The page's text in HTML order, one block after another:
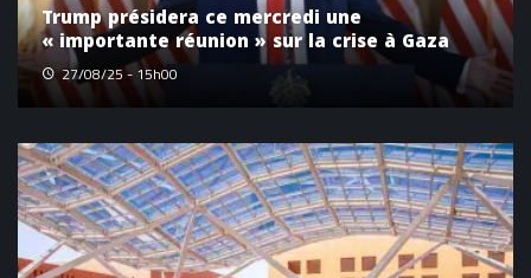
Trump présidera ce mercredi une
« importante réunion » sur la crise à Gaza
27/08/25 - 15h00